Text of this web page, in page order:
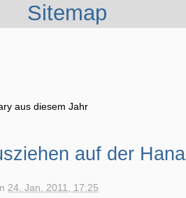
Sitemap
aus diesem Jahr
auf der
24. Jan. 2011, 17:25